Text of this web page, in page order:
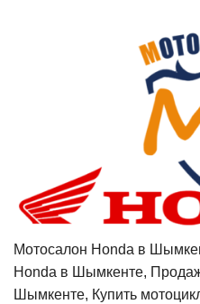
Мотосалон Honda в
Honda в Шымкенте,
Шымкенте, Купить